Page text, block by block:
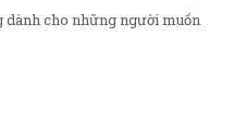
dành cho những người muốn